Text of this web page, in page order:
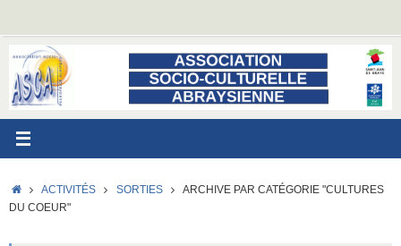
contenu
ACCUEIL
ACTIVITÉS SORTIES
ARCHIVE PAR CATÉGORIE "CULTURES
DU COEUR"